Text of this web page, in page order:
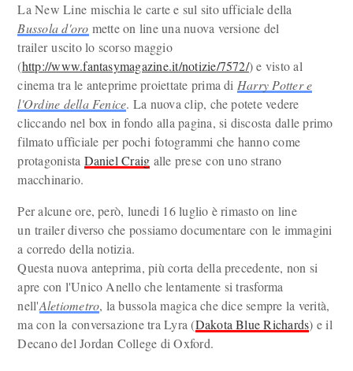
La New Line mischia le carte e sul sito ufficiale della
Bussola d'oro mette on line una nuova versione del
trailer uscito lo scorso maggio
(http://www.fantasymagazine.it/notizie/7572/) e visto al
cinema tra le anteprime proiettate prima di Harry Potter e
l'Ordine della Fenice. La nuova clip, che potete vedere
cliccando nel box in fondo alla pagina, si discosta dalle primo
filmato ufficiale per pochi fotogrammi che hanno come
protagonista Daniel Craig alle prese con uno strano
macchinario.
Per alcune ore, però, lunedi 16 luglio è rimasto on line
un trailer diverso che possiamo documentare con le immagini
a corredo della notizia.
Questa nuova anteprima, più corta della precedente, non si
apre con l'Unico Anello che lentamente si trasforma
nell'Aletiometro, la bussola magica che dice sempre la verità,
ma con la conversazione tra Lyra (Dakota Blue Richards) e il
Decano del Jordan College di Oxford.